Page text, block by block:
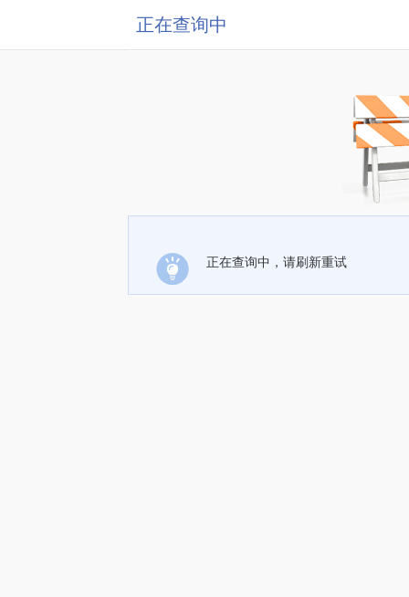
正在查询中
正在查询中，请刷新重试